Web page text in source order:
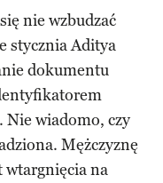
nie wzbudzać
stycznia Aditya
dokumentu
Nie wiadomo, czy
Mężczyznę
wtargnięcia na